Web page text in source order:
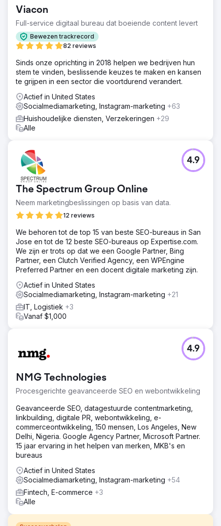
Viacon
Full-service digitaal bureau dat boeiende content levert
Bewezen trackrecord
82 reviews
Sinds onze oprichting in 2018 helpen we bedrijven hun
stem te vinden, beslissende keuzes te maken en kansen
te grijpen in een sector die voortdurend verandert.
Actief in United States
Socialmediamarketing, Instagram-marketing +63
Huishoudelijke diensten, Verzekeringen +29
Alle
The Spectrum Group Online
Neem marketingbeslissingen op basis van data.
12 reviews
4.9
We behoren tot de top 15 van beste SEO-bureaus in San
Jose en tot de 12 beste SEO-bureaus op Expertise.com.
We zijn er trots op dat we een Google Partner, Bing
Partner, een Clutch Verified Agency, een WPEngine
Preferred Partner en een docent digitale marketing zijn.
Actief in United States
Socialmediamarketing, Instagram-marketing +21
IT, Logistiek +3
Vanaf $1,000
NMG Technologies
Procesgerichte geavanceerde SEO en webontwikkeling
4.9
Geavanceerde SEO, datagestuurde contentmarketing,
linkbuilding, digitale PR, webontwikkeling, e-
commerceontwikkeling, 150 mensen, Los Angeles, New
Delhi, Nigeria. Google Agency Partner, Microsoft Partner.
15 jaar ervaring in het helpen van merken, MKB's en
bureaus
Actief in United States
Socialmediamarketing, Instagram-marketing +54
Fintech, E-commerce +3
Alle